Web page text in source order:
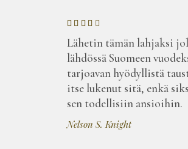
Lähetin tämän lahjaksi
lähdössä Suomeen
tarjoavan hyödyllistä
itse lukenut sitä, enkä
sen todellisiin ansioihin.
Nelson S. Knight